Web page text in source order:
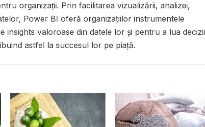
organizații. Prin facilitarea vizualizării, analizei,
Power BI oferă organizațiilor instrumentele
insights valoroase din datele lor și pentru a lua decizii
astfel la succesul lor pe piață.